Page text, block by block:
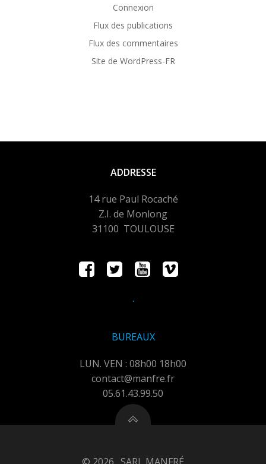
Connexion
Flux des publications
Flux des commentaires
Site de WordPress-FR
ADDRESSE
14 rue Paul Rocaché
Z.I. de Monlong
31100 TOULOUSE
.
BUREAUX
LUN. VEN : 08h00 18h00
contact@manfre.fr
05.61.43.99.50